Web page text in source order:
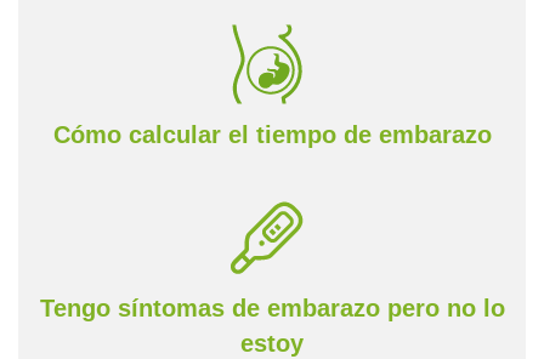
Cómo calcular el tiempo de embarazo
Tengo síntomas de embarazo pero no lo
estoy